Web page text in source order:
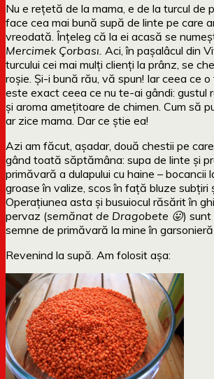
Nu e rețetă de la mama, e de la turcul de
face cea mai bună supă de linte pe care
vreodată. Înțeleg că la ei acasă se
Mercimek Çorbası. Aci, în pașalâcul din
turcului cei mai mulți clienți la prânz, se
roșie. Și-i bună rău, vă spun! Iar ceea ce
este exact ceea ce nu te-ai gândi: gustul
și aroma amețitoare de chimen. Cum să
ar zice mama. Dar ce știe ea!
Azi am făcut, așadar, două chestii pe
gând toată săptămâna: supa de linte și
primăvară a dulapului cu haine – bocancii
groase în valize, scos în față bluze subțiri
Operațiunea asta și busuiocul răsărit în
pervaz (semănat de Dragobete 😛) sunt
semne de primăvară la mine în
Revenind la supă. Am folosit așa: